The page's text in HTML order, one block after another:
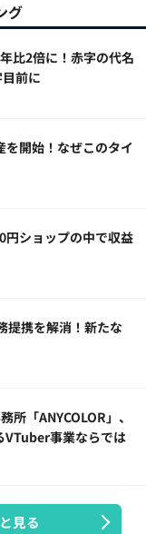
グ
比2倍に！赤字の代名
前に
開始！なぜこのタイ
円ショップの中で収益
携を解消！新たな
「ANYCOLOR」、
VTuber事業ならでは
見る